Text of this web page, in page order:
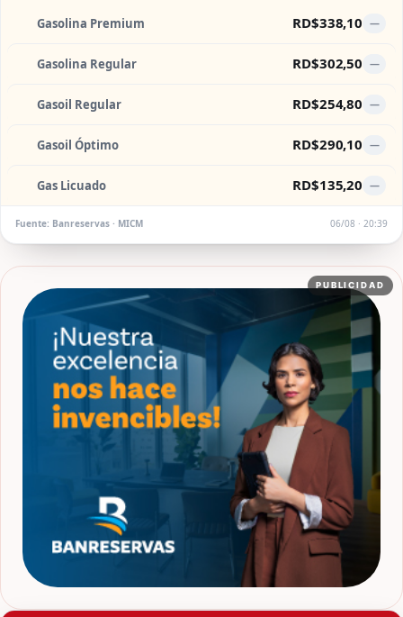
Gasolina Premium RD$338,10 —
Gasolina Regular RD$302,50 —
Gasoil Regular RD$254,80 —
Gasoil Óptimo RD$290,10 —
Gas Licuado RD$135,20 —
Fuente: Banreservas · MICM 06/08 · 20:39
PUBLICIDAD